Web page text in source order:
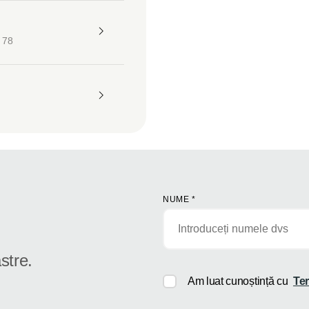
NUME *
Am luat cunoștință cu